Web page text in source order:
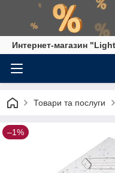
Интернет-магазин
Товари та послуги
–1%